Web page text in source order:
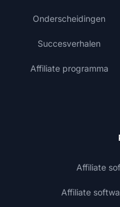
Onderscheidingen
Succesverhalen
Affiliate programma
Affiliate
Affiliate